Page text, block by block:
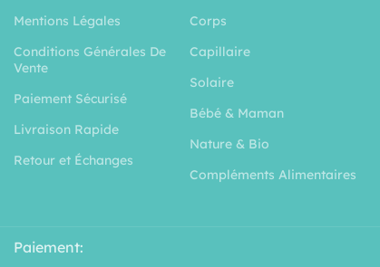
Mentions Légales
Conditions Générales De
Vente
Paiement Sécurisé
Livraison Rapide
Retour et Échanges
Corps
Capillaire
Solaire
Bébé & Maman
Nature & Bio
Compléments Alimentaires
Paiement: